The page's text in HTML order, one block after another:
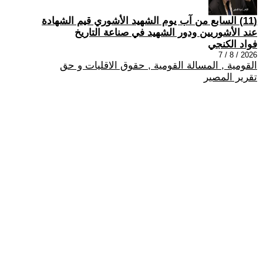
(11) السابع من آب يوم الشهيد الأشوري قيم الشهادة
عند الأشوريين ودور الشهيد في صناعة التاريخ
فواد الكنجي
2026 / 8 / 7
القومية , المسالة القومية , حقوق الاقليات و حق
تقرير المصير